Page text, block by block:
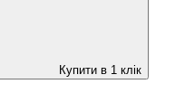
Купити в 1 клік